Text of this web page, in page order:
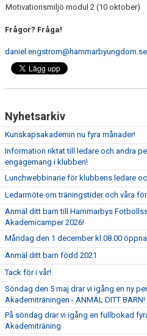
Motivationsmiljö modul 2 (10 oktober)
Frågor? Fråga!
daniel.engstrom@hammarbyungdom.se
Nyhetsarkiv
Kunskapsakademin nu fyra månader!
Information riktat till ledare och andra
engagemang i klubben!
Lunchwebbinarie för klubbens ledare
Ledarmöte om träningstider och våra
Anmäl ditt barn till Hammarbys
Akademicamper 2026!
Måndag den 1 december kl.08.00
Anmäl ditt barn född 2021
Tack för i vår!
Söndag den 5 maj drar vi igång en ny
Akademiträningen - ANMÄL DITT BARN!
På söndag drar vi igång en fullbokad
Akademiträning